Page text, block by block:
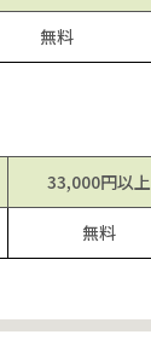
無料
33,000円以上
無料